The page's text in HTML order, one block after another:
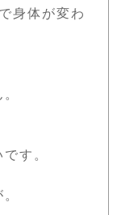
身体が変わ
す。